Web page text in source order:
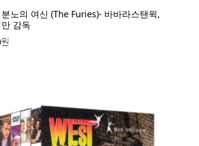
노의 여신 (The Furies)- 바바라스탠윅,
감독
원